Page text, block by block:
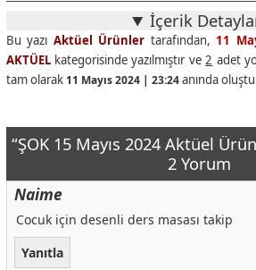
İçerik
Bu yazı Aktüel Ürünler tarafından, 11
AKTÜELkategorisinde yazılmıştır ve2 adet
tam olarak 11 Mayıs 2024 | 23:24anında
“ŞOK 15 Mayıs 2024 Aktüel
2 Yorum
Naime
Cocuk için desenli ders masası takip
Yanıtla